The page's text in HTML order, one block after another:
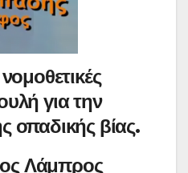
για την
οπαδικής βίας.
Λάμπρος